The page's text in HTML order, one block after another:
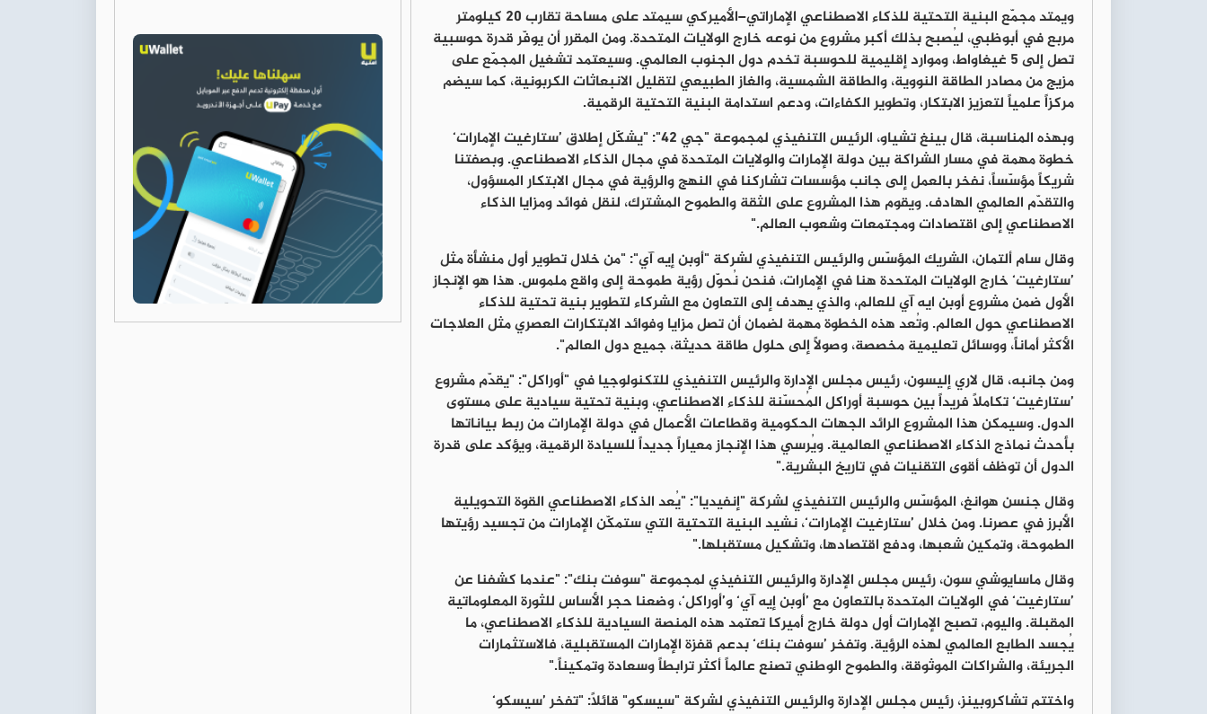
ويمتد مجمّع البنية التحتية للذكاء الاصطناعي الإماراتي–الأميركي سيمتد على مساحة تقارب 20 كيلومتر
مربع في أبوظبي، ليُصبح بذلك أكبر مشروع من نوعه خارج الولايات المتحدة. ومن المقرر أن يوفّر قدرة حوسبية
تصل إلى 5 غيغاواط، وموارد إقليمية للحوسبة تخدم دول الجنوب العالمي. وسيعتمد تشغيل المجمّع على
مزيج من مصادر الطاقة النووية، والطاقة الشمسية، والغاز الطبيعي لتقليل الانبعاثات الكربونية، كما سيضم
مركزاً علمياً لتعزيز الابتكار، وتطوير الكفاءات، ودعم استدامة البنية التحتية الرقمية.
وبهذه المناسبة، قال بينغ تشياو، الرئيس التنفيذي لمجموعة "جي 42":
"يشكّل إطلاق ’ستارغيت الإمارات‘
خطوة مهمة في مسار الشراكة بين دولة الإمارات والولايات المتحدة في مجال الذكاء الاصطناعي. وبصفتنا
شريكاً مؤسّساً، نفخر بالعمل إلى جانب مؤسسات تشاركنا في النهج والرؤية في مجال الابتكار المسؤول،
والتقدّم العالمي الهادف. ويقوم هذا المشروع على الثقة والطموح المشترك، لنقل فوائد ومزايا الذكاء
الاصطناعي إلى اقتصادات ومجتمعات وشعوب العالم."
وقالسام ألتمان، الشريك المؤسّس والرئيس التنفيذي لشركة "أوبن إيه آي": "من خلال تطوير أول منشأة مثل
’ستارغيت‘ خارج الولايات المتحدة هنا في الإمارات، فنحن نُحوّل رؤية طموحة إلى واقع ملموس. هذا هو الإنجاز
الأول ضمن مشروع أوبن ايه آي للعالم، والذي يهدف إلى التعاون مع الشركاء لتطوير بنية تحتية للذكاء
الاصطناعي حول العالم. وتُعد هذه الخطوة مهمة لضمان أن تصل مزايا وفوائد الابتكارات العصري مثل العلاجات
الأكثر أماناً، ووسائل تعليمية مخصصة، وصولاً إلى حلول طاقة حديثة، جميع دول العالم".
ومن جانبه، قال لاري إليسون، رئيس مجلس الإدارة والرئيس التنفيذي للتكنولوجيا في "أوراكل": "يقدّم مشروع
’ستارغيت‘ تكاملاً فريداً بين حوسبة أوراكل المُحسّنة للذكاء الاصطناعي، وبنية تحتية سيادية على مستوى
الدول. وسيمكن هذا المشروع الرائد الجهات الحكومية وقطاعات الأعمال في دولة الإمارات من ربط بياناتها
بأحدث نماذج الذكاء الاصطناعي العالمية. ويُرسي هذا الإنجاز معياراً جديداً للسيادة الرقمية، ويؤكد على قدرة
الدول أن توظف أقوى التقنيات في تاريخ البشرية."
وقالجنسن هوانغ، المؤسّس والرئيس التنفيذي لشركة "إنفيديا": "يُعد الذكاء الاصطناعي القوة التحويلية
الأبرز في عصرنا. ومن خلال ’ستارغيت الإمارات‘، نشيد البنية التحتية التي ستمكّن الإمارات من تجسيد رؤيتها
الطموحة، وتمكين شعبها، ودفع اقتصادها، وتشكيل مستقبلها."
وقالماسايوشي سون، رئيس مجلس الإدارة والرئيس التنفيذي لمجموعة "سوفت بنك": "عندما كشفنا عن
’ستارغيت‘ في الولايات المتحدة بالتعاون مع ’أوبن إيه آي‘ و’أوراكل‘، وضعنا حجر الأساس للثورة المعلوماتية
المقبلة. واليوم، تصبح الإمارات أول دولة خارج أميركا تعتمد هذه المنصة السيادية للذكاء الاصطناعي، ما
يُجسد الطابع العالمي لهذه الرؤية. وتفخر ’سوفت بنك‘ بدعم قفزة الإمارات المستقبلية، فالاستثمارات
الجريئة، والشراكات الموثوقة، والطموح الوطني تصنع عالماً أكثر ترابطاً وسعادة وتمكيناً."
واختتمتشاكروبينز، رئيس مجلس الإدارة والرئيس التنفيذي لشركة "سيسكو" قائلاً: "تفخر ’سيسكو‘